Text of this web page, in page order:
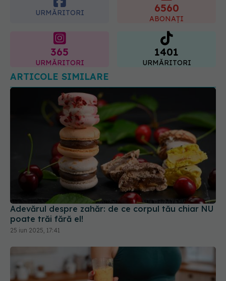
URMĂRITORI 6560
ABONAȚI
365
URMĂRITORI
1401
URMĂRITORI
ARTICOLE SIMILARE
Adevărul despre zahăr: de ce corpul tău chiar NU
poate trăi fără el!
25 iun 2025, 17:41